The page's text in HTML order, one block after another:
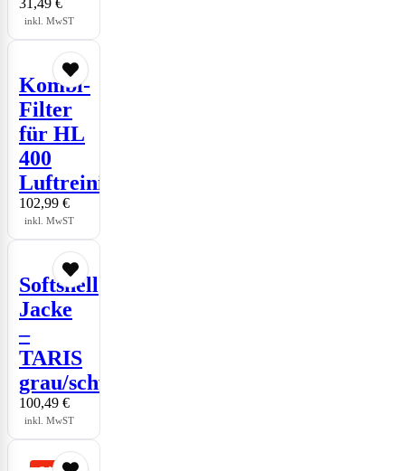
inkl. MwST
Kombi-
Filter
für HL
400
Luftreiniger
102,99 €
inkl. MwST
Softshell
Jacke
–
TARIS
grau/schwarz
100,49 €
inkl. MwST